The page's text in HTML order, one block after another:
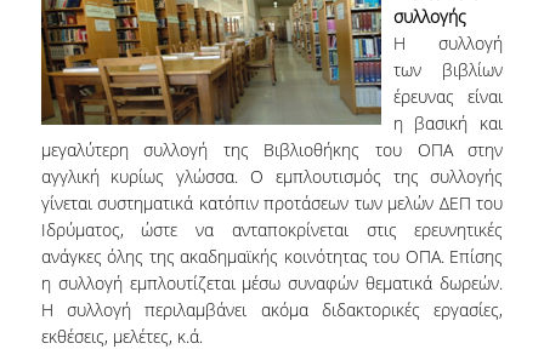
ΕΡΓΑ ΑΝΑΠΤΥΞΗΣ
ΣΥΛΛΟΓΕΣ
ΕΝΤΥΠΕΣ ΣΥΛΛΟΓΕΣ
ΨΗΦΙΑΚΕΣ ΠΗΓΕΣ
ΚΕΝΤΡΑ ΤΕΚΜΗΡΙΩΣΗΣ
Κ.Ε.Τ
συλλογής
Η συλλογή
των βιβλίων
έρευνας είναι
η βασική και
μεγαλύτερη συλλογή της Βιβλιοθήκης του ΟΠΑ στην
αγγλική κυρίως γλώσσα. Ο εμπλουτισμός της συλλογής
γίνεται συστηματικά κατόπιν προτάσεων των μελών ΔΕΠ του
Ιδρύματος, ώστε να ανταποκρίνεται στις ερευνητικές
ανάγκες όλης της ακαδημαϊκής κοινότητας του ΟΠΑ. Επίσης
η συλλογή εμπλουτίζεται μέσω συναφών θεματικά δωρεών.
Η συλλογή περιλαμβάνει ακόμα διδακτορικές εργασίες,
εκθέσεις, μελέτες, κ.ά.